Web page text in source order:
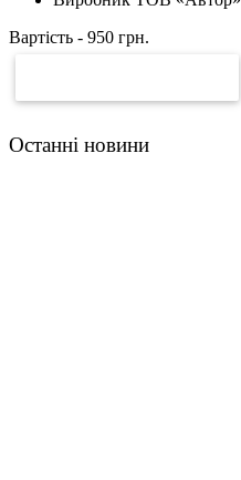
Вартість - 950 грн.
Останні новини